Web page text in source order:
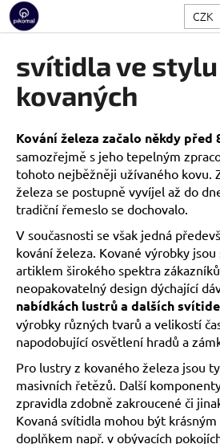
Přejít
na
obsah
CZK
svítidla ve stylu
kovaných
Kování železa začalo někdy před
samozřejmě s jeho tepelným
tohoto nejběžněji užívaného kovu.
železa se postupně vyvíjel až do
tradiční řemeslo se dochovalo.
V současnosti se však jedná
kování železa. Kované výrobky
artiklem širokého spektra
neopakovatelný design dýchající
nabídkách lustrů a dalších
výrobky různých tvarů a velikostí
napodobující osvětlení hradů a
Pro lustry z kovaného železa jsou
masivních řetězů. Další
zpravidla zdobně zakroucené či
Kovaná svítidla mohou být
doplňkem např. v obývacích
K
o
C
o
p
o
t
ř
e
b
u
j
e
t
e
n
a
j
í